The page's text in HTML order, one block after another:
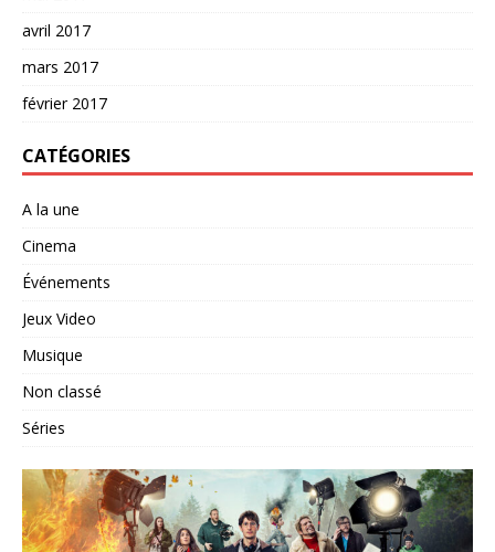
avril 2017
mars 2017
février 2017
CATÉGORIES
A la une
Cinema
Événements
Jeux Video
Musique
Non classé
Séries